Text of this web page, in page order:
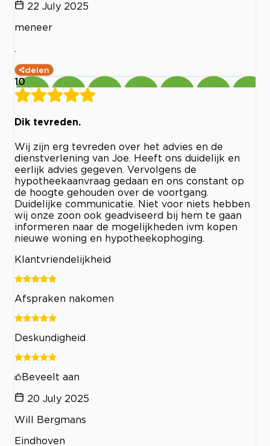
22 July 2025
meneer
.
delen
10
Dik tevreden.
Wij zijn erg tevreden over het advies en de
dienstverlening van Joe. Heeft ons duidelijk en
eerlijk advies gegeven. Vervolgens de
hypotheekaanvraag gedaan en ons constant op
de hoogte gehouden over de voortgang.
Duidelijke communicatie. Niet voor niets hebben
wij onze zoon ook geadviseerd bij hem te gaan
informeren naar de mogelijkheden ivm kopen
nieuwe woning en hypotheekophoging.
Klantvriendelijkheid
Afspraken nakomen
Deskundigheid
Beveelt aan
20 July 2025
Will Bergmans
Eindhoven